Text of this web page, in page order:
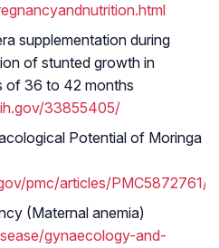
supplementation during
of stunted growth in
of 36 to 42 months
33855405/
Potential of Moringa
pmc/articles/PMC5872761/
(Maternal anemia)
gynaecology-and-